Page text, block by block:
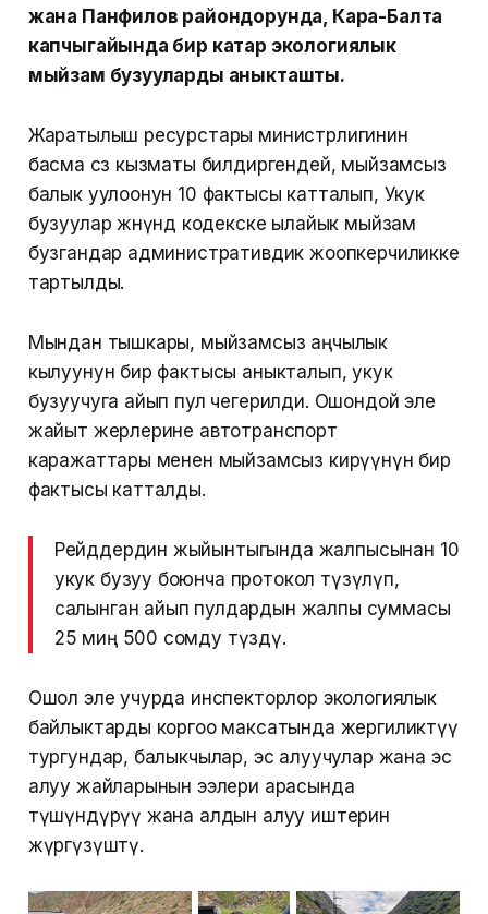
жана Панфилов райондорунда, Кара-Балта
капчыгайында бир катар экологиялык
мыйзам бузууларды аныкташты.
Жаратылыш ресурстары министрлигинин
басма сөз кызматы билдиргендей, мыйзамсыз
балык уулоонун 10 фактысы катталып, Укук
бузуулар жөнүндө кодекске ылайык мыйзам
бузгандар административдик жоопкерчиликке
тартылды.
Мындан тышкары, мыйзамсыз аңчылык
кылуунун бир фактысы аныкталып, укук
бузуучуга айып пул чегерилди. Ошондой эле
жайыт жерлерине автотранспорт
каражаттары менен мыйзамсыз кирүүнүн бир
фактысы катталды.
Рейддердин жыйынтыгында жалпысынан 10
укук бузуу боюнча протокол түзүлүп,
салынган айып пулдардын жалпы суммасы
25 миң 500 сомду түздү.
Ошол эле учурда инспекторлор экологиялык
байлыктарды коргоо максатында жергиликтүү
тургундар, балыкчылар, эс алуучулар жана эс
алуу жайларынын ээлери арасында
түшүндүрүү жана алдын алуу иштерин
жүргүзүштү.